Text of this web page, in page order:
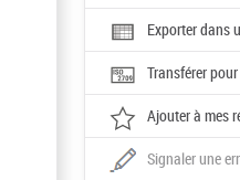
Exporter dans
Transférer
Ajouter à mes
Signaler une